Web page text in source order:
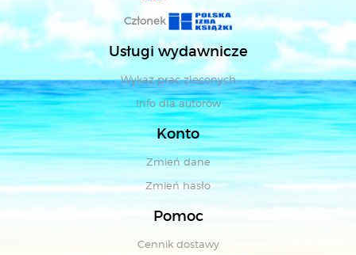
Członek
Usługi wydawnicze
Wykaz prac zleconych
Info dla autorów
Konto
Zmień dane
Zmień hasło
Pomoc
Cennik dostawy